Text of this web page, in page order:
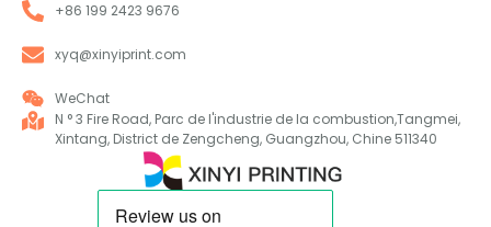
+86 199 2423 9676
xyq@xinyiprint.com
WeChat
N ° 3 Fire Road, Parc de l'industrie de la combustion,Tangmei,
Xintang, District de Zengcheng, Guangzhou, Chine 511340